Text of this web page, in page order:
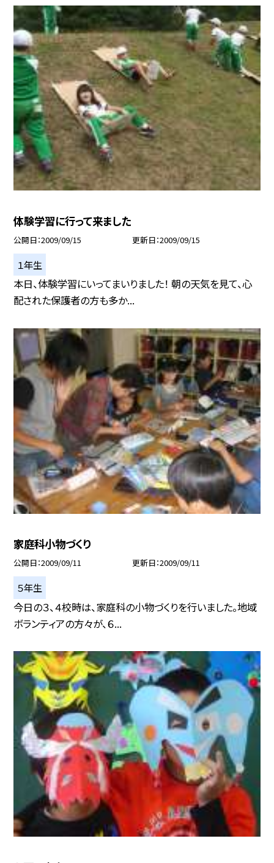
体験学習に行って来ました
公開日 2009/09/15 更新日 2009/09/15
１年生
本日、体験学習にいってまいりました！ 朝の天気を見て、心
配された保護者の方も多か...
家庭科小物づくり
公開日 2009/09/11 更新日 2009/09/11
５年生
今日の３、４校時は、家庭科の小物づくりを行いました。地域
ボランティアの方々が、６...